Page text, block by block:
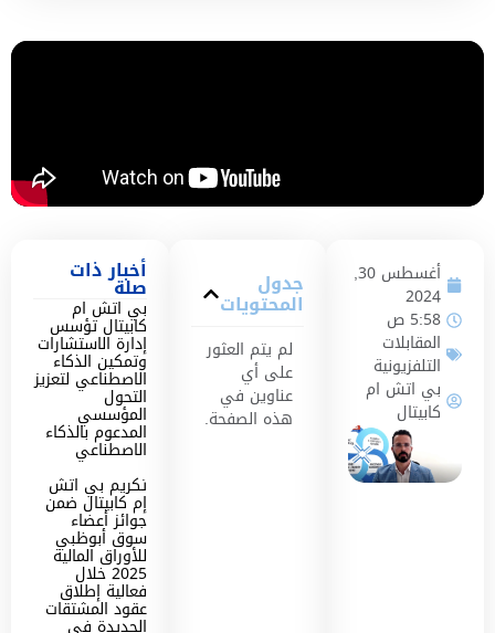
أغسطس 30,
2024
5:58 ص
المقابلات
التلفزيونية
بي اتش ام
كابيتال
جدول
المحتويات
لم يتم العثور
على أي
عناوين في
هذه الصفحة.
أخبار ذات
صلة
بي اتش ام
كابيتال تؤسس
إدارة الاستشارات
وتمكين الذكاء
الاصطناعي لتعزيز
التحول
المؤسسي
المدعوم بالذكاء
الاصطناعي
تكريم بي اتش
إم كابيتال ضمن
جوائز أعضاء
سوق أبوظبي
للأوراق المالية
2025 خلال
فعالية إطلاق
عقود المشتقات
الجديدة في